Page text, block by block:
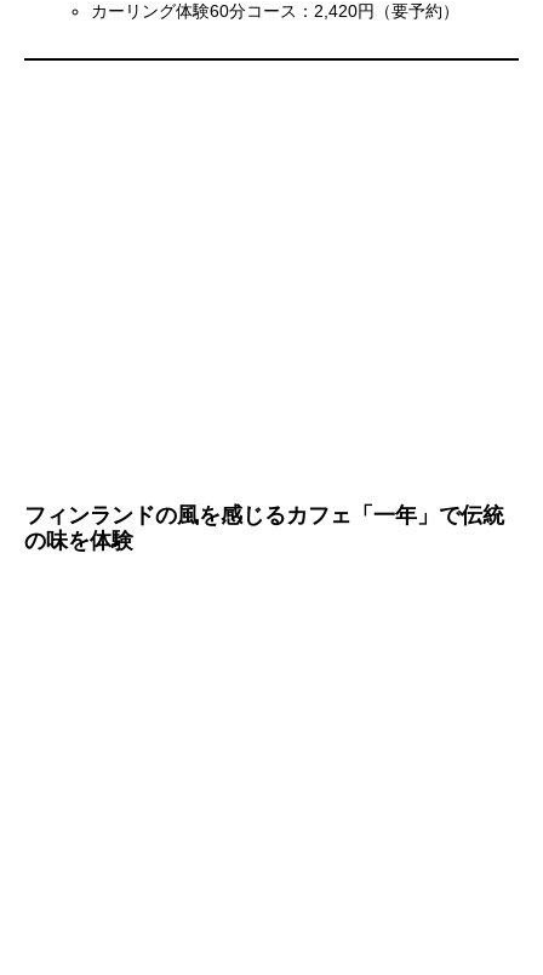
カーリング体験60分コース：2,420円（要予約）
フィンランドの風を感じるカフェ「一年」で伝統
の味を体験